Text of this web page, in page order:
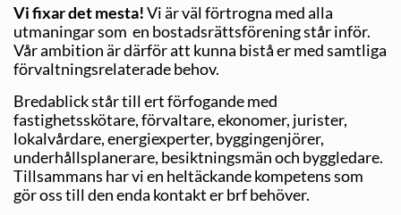
Vi fixar det mesta!Vi är väl förtrogna med alla
utmaningar som en bostadsrättsförening står inför.
Vår ambition är därför att kunna bistå er med samtliga
förvaltningsrelaterade behov.
Bredablick står till ert förfogande med
fastighetsskötare, förvaltare, ekonomer, jurister,
lokalvårdare, energiexperter, byggingenjörer,
underhållsplanerare, besiktningsmän och byggledare.
Tillsammans har vi en heltäckande kompetens som
gör oss till den enda kontakt er brf behöver.